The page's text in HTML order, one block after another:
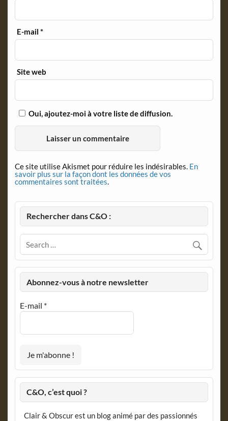
E-mail*
Site web
Oui, ajoutez-moi à votre liste de diffusion.
Ce site utilise Akismet pour réduire les indésirables. En
savoir plus sur la façon dont les données de vos
commentaires sont traitées.
Rechercher dans C&O :
Abonnez-vous à notre newsletter
E-mail *
C&O, c’est quoi ?
Clair & Obscur est un blog animé par des passionnés